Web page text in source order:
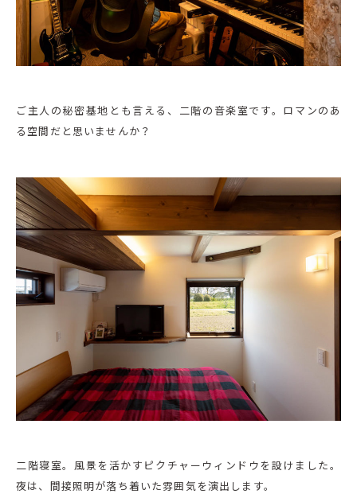
ご主人の秘密基地とも言える、二階の音楽室です。ロマンのあ
る空間だと思いませんか？
二階寝室。風景を活かすピクチャーウィンドウを設けました。
夜は、間接照明が落ち着いた雰囲気を演出します。